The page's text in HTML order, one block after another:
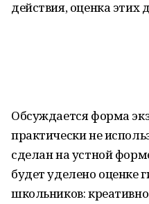
действия, оценка этих
Обсуждается форма
практически не
сделан на устной
будет уделено оценке
школьников: